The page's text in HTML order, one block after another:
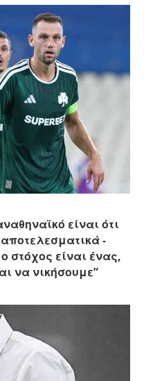
είναι ότι
-
στόχος είναι ένας,
να νικήσουμε”